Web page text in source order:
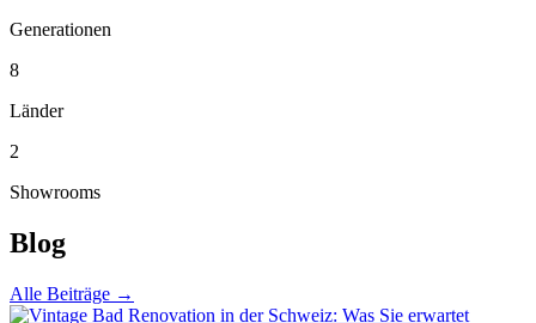
Generationen
8
Länder
2
Showrooms
Blog
Alle Beiträge →